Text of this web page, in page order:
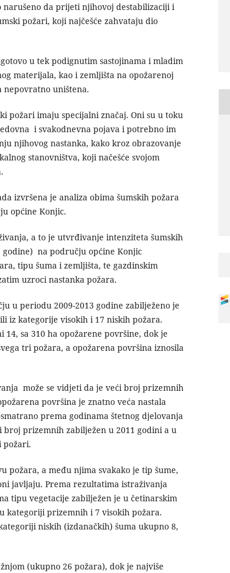
narušeno da prijeti njihovoj destabilizaciji i
požari, koji najčešće zahvataju dio
u tek podignutim sastojinama i mladim
materijala, kao i zemljišta na opožarenoj
nepovratno uništena.
požari imaju specijalni značaj. Oni su u toku
i svakodnevna pojava i potrebno im
njihovog nastanka, kako kroz obrazovanje
stanovništva, koji načešće svojom
izvršena je analiza obima šumskih požara
općine Konjic.
a to je utvrđivanje intenziteta šumskih
godine) na području općine Konjic
tipu šuma i zemljišta, te gazdinskim
uzroci nastanka požara.
u periodu 2009-2013 godine zabilježeno je
iz kategorije visokih i 17 niskih požara.
sa 310 ha opožarene površine, dok je
tri požara, a opožarena površina iznosila
može se vidjeti da je veći broj prizemnih
površina je znatno veća nastala
prema godinama štetnog djelovanja
broj prizemnih zabilježen u 2011 godini a u
požari.
požara, a među njima svakako je tip šume,
javljaju. Prema rezultatima istraživanja
tipu vegetacije zabilježen je u četinarskim
kategoriji prizemnih i 7 visokih požara.
niskih (izdanačkih) šuma ukupno 8,
(ukupno 26 požara), dok je najviše